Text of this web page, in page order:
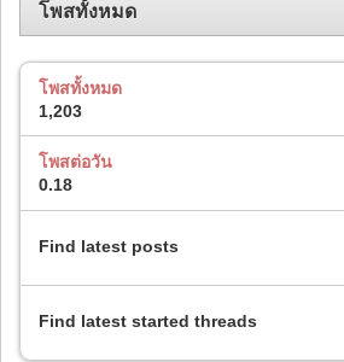
โพสทั้งหมด
โพสทั้งหมด
1,203
โพสต่อวัน
0.18
Find latest posts
Find latest started threads